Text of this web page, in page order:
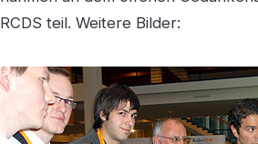
RCDS teil. Weitere Bilder: